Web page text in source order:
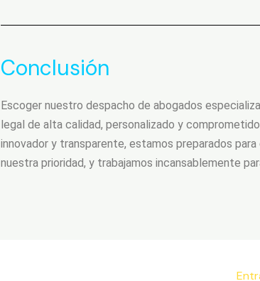
Conclusión
Escoger nuestro despacho de abogados
legal de alta calidad, personalizado y
innovador y transparente, estamos preparados
nuestra prioridad, y trabajamos incansablemente